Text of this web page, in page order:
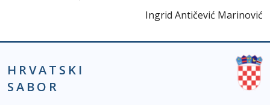
Ingrid Antičević Marinović
HRVATSKI
SABOR